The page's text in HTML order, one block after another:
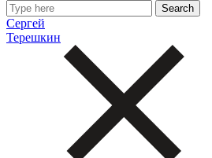
Сергей
Терешкин